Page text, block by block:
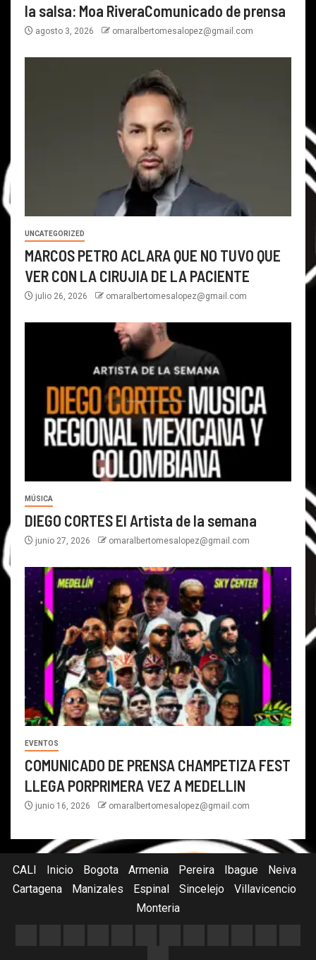
la salsa: Moa RiveraComunicado de prensa
agosto 3, 2026 omaralbertomesalopez@gmail.com
UNCATEGORIZED
MARCOS PETRO ACLARA QUE NO TUVO QUE
VER CON LA CIRUJIA DE LA PACIENTE
julio 26, 2026 omaralbertomesalopez@gmail.com
MÚSICA
DIEGO CORTES El Artista de la semana
junio 27, 2026 omaralbertomesalopez@gmail.com
EVENTOS
COMUNICADO DE PRENSA CHAMPETIZA FEST
LLEGA PORPRIMERA VEZ A MEDELLIN
junio 16, 2026 omaralbertomesalopez@gmail.com
CALI Inicio Bogota Armenia Pereira Ibague
Neiva
Cartagena
Manizales Espinal Sincelejo
Villavicencio
Monteria